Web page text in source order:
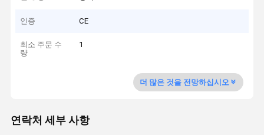
인증 CE
최소 주문 수
량
1
더 많은 것을 전망하십시오
연락처 세부 사항